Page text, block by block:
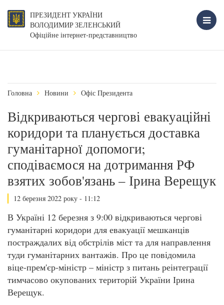
ПРЕЗИДЕНТ УКРАЇНИ
ВОЛОДИМИР ЗЕЛЕНСЬКИЙ
Офіційне інтернет-представництво
Головна Новини Офіс Президента
Відкриваються чергові евакуаційні
коридори та планується доставка
гуманітарної допомоги;
сподіваємося на дотримання РФ
взятих зобов'язань – Ірина Верещук
12 березня 2022 року - 11:12
В Україні 12 березня з 9:00 відкриваються чергові
гуманітарні коридори для евакуації мешканців
постраждалих від обстрілів міст та для направлення
туди гуманітарних вантажів. Про це повідомила
віце-прем'єр-міністр – міністр з питань реінтеграції
тимчасово окупованих територій України Ірина
Верещук.